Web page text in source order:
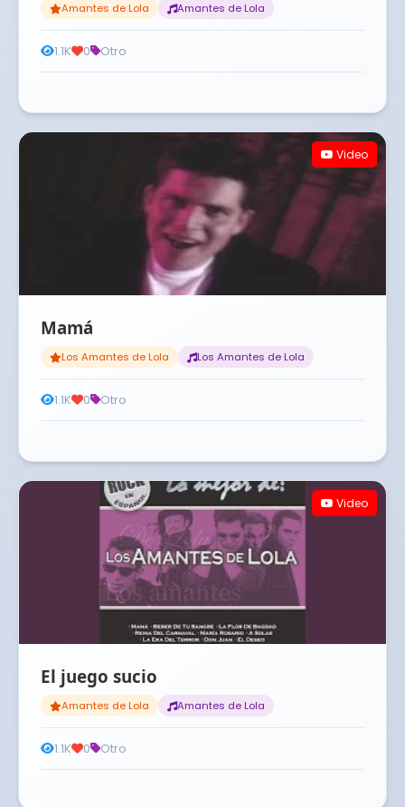
Amantes de Lola Amantes de Lola
1.1K 0 Otro
Video
Mamá
Los Amantes de Lola Los Amantes de Lola
1.1K 0 Otro
Video
El juego sucio
Amantes de Lola Amantes de Lola
1.1K 0 Otro